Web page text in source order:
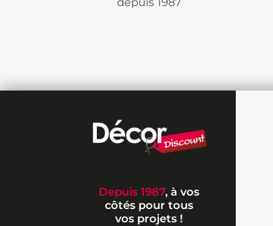
depuis 1987
Depuis 1987, à vos
côtés pour tous
vos projets !